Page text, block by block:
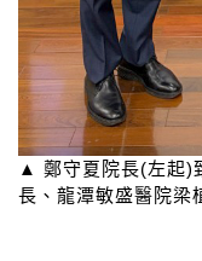
▲ 鄭守夏院長(左起)
長、龍潭敏盛醫院梁